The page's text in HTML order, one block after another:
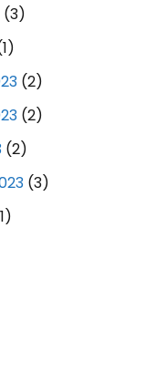
(3)
(2)
(2)
(2)
(3)